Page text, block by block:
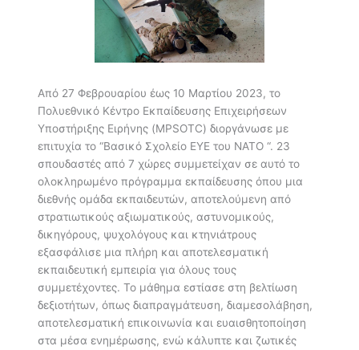
Από 27 Φεβρουαρίου έως 10 Μαρτίου 2023, το
Πολυεθνικό Κέντρο Εκπαίδευσης Επιχειρήσεων
Υποστήριξης Ειρήνης (MPSOTC) διοργάνωσε με
επιτυχία το “Βασικό Σχολείο ΕΥΕ του ΝΑΤΟ “. 23
σπουδαστές από 7 χώρες συμμετείχαν σε αυτό το
ολοκληρωμένο πρόγραμμα εκπαίδευσης όπου μια
διεθνής ομάδα εκπαιδευτών, αποτελούμενη από
στρατιωτικούς αξιωματικούς, αστυνομικούς,
δικηγόρους, ψυχολόγους και κτηνιάτρους
εξασφάλισε μια πλήρη και αποτελεσματική
εκπαιδευτική εμπειρία για όλους τους
συμμετέχοντες. Το μάθημα εστίασε στη βελτίωση
δεξιοτήτων, όπως διαπραγμάτευση, διαμεσολάβηση,
αποτελεσματική επικοινωνία και ευαισθητοποίηση
στα μέσα ενημέρωσης, ενώ κάλυπτε και ζωτικές